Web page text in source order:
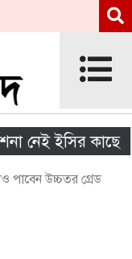
ইসির কাছে
পাবেন উচ্চতর গ্রেড